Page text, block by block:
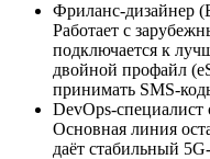
Фриланс-дизайнер
Работает с
подключается к
двойной профайл
принимать SMS-
DevOps-
Основная линия
даёт стабильный